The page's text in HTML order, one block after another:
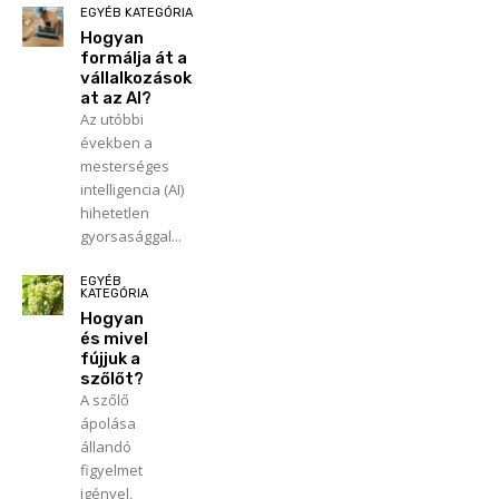
EGYÉB KATEGÓRIA
Hogyan
formálja át a
vállalkozások
at az AI?
Az utóbbi
években a
mesterséges
intelligencia (AI)
hihetetlen
gyorsasággal...
EGYÉB
KATEGÓRIA
Hogyan
és mivel
fújjuk a
szőlőt?
A szőlő
ápolása
állandó
figyelmet
igényel,